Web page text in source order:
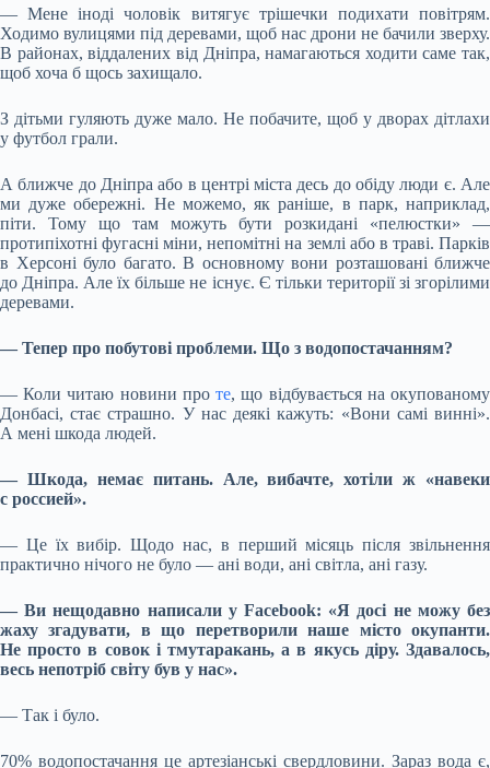
— Мене іноді чоловік витягує трішечки подихати повітрям.
Ходимо вулицями під деревами, щоб нас дрони не бачили зверху.
В районах, віддалених від Дніпра, намагаються ходити саме так,
щоб хоча б щось захищало.
З дітьми гуляють дуже мало. Не побачите, щоб у дворах дітлахи
у футбол грали.
А ближче до Дніпра або в центрі міста десь до обіду люди є. Але
ми дуже обережні. Не можемо, як раніше, в парк, наприклад,
піти. Тому що там можуть бути розкидані «пелюстки» —
протипіхотні фугасні міни, непомітні на землі або в траві. Парків
в Херсоні було багато. В основному вони розташовані ближче
до Дніпра. Але їх більше не існує. Є тільки території зі згорілими
деревами.
— Тепер про побутові проблеми. Що з водопостачанням?
— Коли читаю новини проте, що відбувається на окупованому
Донбасі, стає страшно. У нас деякі кажуть: «Вони самі винні».
А мені шкода людей.
— Шкода, немає питань. Але, вибачте, хотіли ж «навеки
с россией».
— Це їх вибір. Щодо нас, в перший місяць після звільнення
практично нічого не було — ані води, ані світла, ані газу.
— Ви нещодавно написали у Facebook: «Я досі не можу без
жаху згадувати, в що перетворили наше місто окупанти.
Не просто в совок і тмутаракань, а в якусь діру. Здавалось,
весь непотріб світу був у нас».
— Так і було.
70% водопостачання це артезіанські свердловини. Зараз вода є,